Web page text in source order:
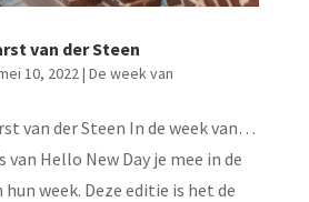
van der Steen
10, 2022| De week van
van der Steen In de week van…
van Hello New Day je mee in de
week. Deze editie is het de